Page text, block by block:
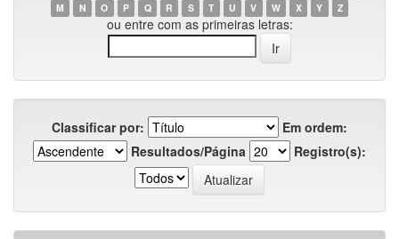
M
N O P Q R S T U V W X Y Z
ou entre com as primeiras letras:
Classificar por:
Em ordem:
Resultados/Página
Registro(s):